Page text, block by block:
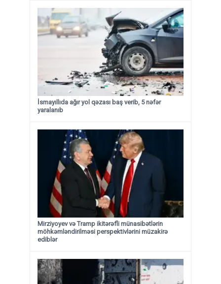
İsmayıllıda ağır yol qəzası baş verib, 5 nəfər
yaralanıb
Mirziyoyev və Tramp ikitərəfli münasibətlərin
möhkəmləndirilməsi perspektivlərini müzakirə
ediblər